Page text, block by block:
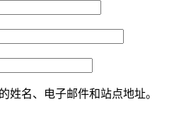
姓名、电子邮件和站点地址。